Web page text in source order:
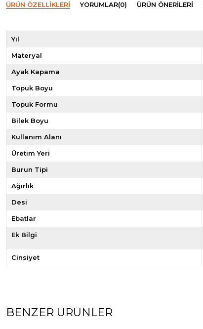
ÜRÜN ÖZELLIKLERI YORUMLAR(0) ÜRÜN ÖNERILERI
Yıl
Materyal
Ayak Kapama
Topuk Boyu
Topuk Formu
Bilek Boyu
Kullanım Alanı
Üretim Yeri
Burun Tipi
Ağırlık
Desi
Ebatlar
Ek Bilgi
Cinsiyet
BENZER ÜRÜNLER